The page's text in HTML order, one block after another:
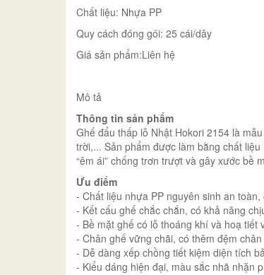
Chất liệu: Nhựa PP
Quy cách đóng gói: 25 cái/dây
Giá sản phẩm:Liên hệ
Mô tả
Thông tin sản phẩm
Ghế đẩu thấp lỗ Nhật Hokori 2154 là
trời,... Sản phẩm được làm bằng chất
“êm ái” chống trơn trượt và gây xước bề
Ưu điểm
- Chất liệu nhựa PP nguyên sinh an toàn,
- Kết cấu ghế chắc chắn, có khả năng
- Bề mặt ghế có lỗ thoáng khí và hoạ tiết
- Chân ghế vững chãi, có thêm đệm
- Dễ dàng xếp chồng tiết kiệm diện tích
- Kiểu dáng hiện đại, màu sắc nhã nhặn